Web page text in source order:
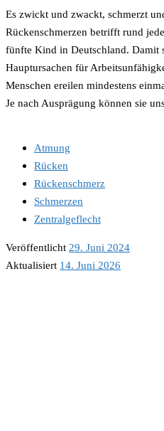
Es zwickt und zwackt, schmerzt
Rückenschmerzen betrifft rund
fünfte Kind in Deutschland. Damit
Hauptursachen für
Menschen ereilen mindestens
Je nach Ausprägung können sie
Atmung
Rücken
Rückenschmerz
Schmerzen
Zentralgeflecht
Veröffentlicht 29. Juni 2024
Aktualisiert 14. Juni 2026